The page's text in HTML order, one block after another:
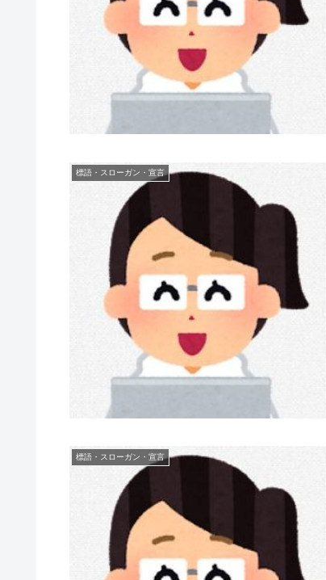
標語・スローガン・宣言
標語・スローガン・宣言